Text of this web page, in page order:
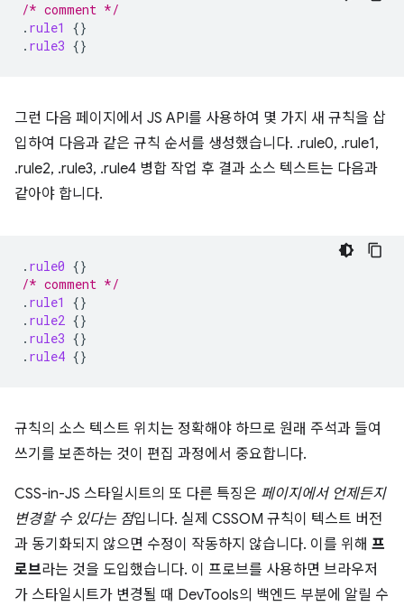
/* comment */
. rule1
{}
. rule3 {}
그런 다음 페이지에서 JS API를 사용하여 몇 가지 새 규칙을 삽
입하여 다음과 같은 규칙 순서를 생성했습니다. .rule0, .rule1,
.rule2, .rule3, .rule4 병합 작업 후 결과 소스 텍스트는 다음과
같아야 합니다.
. rule0 {}
/* comment */
. rule1
{}
. rule2 {}
. rule3 {}
. rule4 {}
규칙의 소스 텍스트 위치는 정확해야 하므로 원래 주석과 들여
쓰기를 보존하는 것이 편집 과정에서 중요합니다.
CSS-in-JS 스타일시트의 또 다른 특징은 페이지에서 언제든지
변경할 수 있다는 점입니다. 실제 CSSOM 규칙이 텍스트 버전
과 동기화되지 않으면 수정이 작동하지 않습니다. 이를 위해 프
로브라는 것을 도입했습니다. 이 프로브를 사용하면 브라우저
가 스타일시트가 변경될 때 DevTools의 백엔드 부분에 알릴 수